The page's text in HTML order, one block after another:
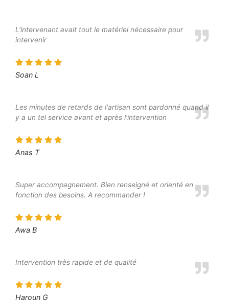
L'intervenant avait tout le matériel nécessaire pour
intervenir
Soan L
Les minutes de retards de l'artisan sont pardonné quand il
y a un tel service avant et après l'intervention
Anas T
Super accompagnement. Bien renseigné et orienté en
fonction des besoins. A recommander !
Awa B
Intervention très rapide et de qualité
Haroun G